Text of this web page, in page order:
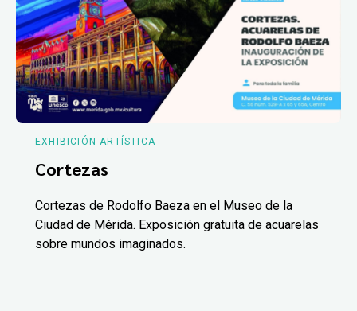
EXHIBICIÓN ARTÍSTICA
Cortezas
Cortezas de Rodolfo Baeza en el Museo de la
Ciudad de Mérida. Exposición gratuita de acuarelas
sobre mundos imaginados.